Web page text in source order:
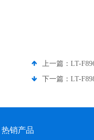
上一篇： LT-
下一篇： LT-
热销产品